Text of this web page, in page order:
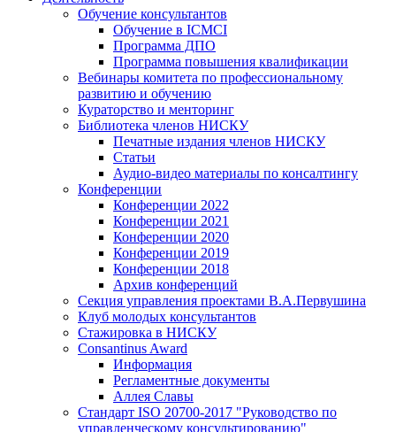
Обучение консультантов
Обучение в ICMCI
Программа ДПО
Программа повышения квалификации
Вебинары комитета по профессиональному
развитию и обучению
Кураторство и менторинг
Библиотека членов НИСКУ
Печатные издания членов НИСКУ
Статьи
Аудио-видео материалы по консалтингу
Конференции
Конференции 2022
Конференции 2021
Конференции 2020
Конференции 2019
Конференции 2018
Архив конференций
Секция управления проектами В.А.Первушина
Клуб молодых консультантов
Стажировка в НИСКУ
Consantinus Award
Информация
Регламентные документы
Аллея Славы
Cтандарт ISO 20700-2017 "Руководство по
управленческому консультированию"